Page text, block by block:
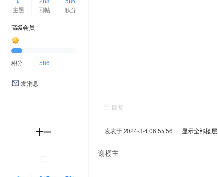
主题
回帖
积分
高级会员
积分 586
发消息
回复
十一 发表于 2024-3-4 06:55:56 显示全部楼层
谢楼主